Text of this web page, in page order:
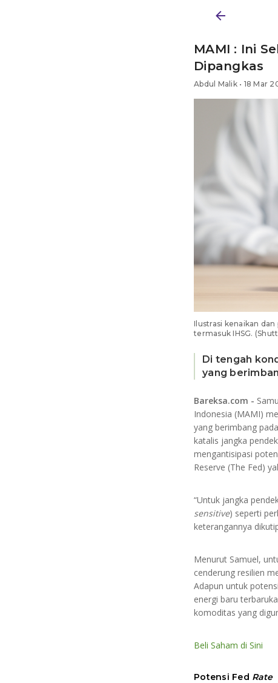
BERITA
MAMI : Ini
Dipangkas
Abdul Malik • 18 Mar
Ilustrasi kenaikan
termasuk IHSG.
Di tengah
yang
Bareksa.com -
Indonesia (MAMI)
yang berimbang
katalis jangka
mengantisipasi
Reserve (The Fed)
“Untuk jangka
sensitive) seperti
keterangannya
Menurut Samuel,
cenderung resilien
Adapun untuk
energi baru
komoditas yang
Beli Saham di Sini
Potensi Fed Rate